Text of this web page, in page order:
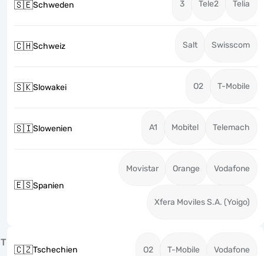
🇸🇪Schweden 3 Tele2 Telia
🇨🇭Schweiz Salt Swisscom
🇸🇰Slowakei O2 T-Mobile
🇸🇮Slowenien A1 Mobitel Telemach
🇪🇸Spanien
Movistar Orange Vodafone
Xfera Moviles S.A. (Yoigo)
T
🇨🇿Tschechien O2 T-Mobile Vodafone